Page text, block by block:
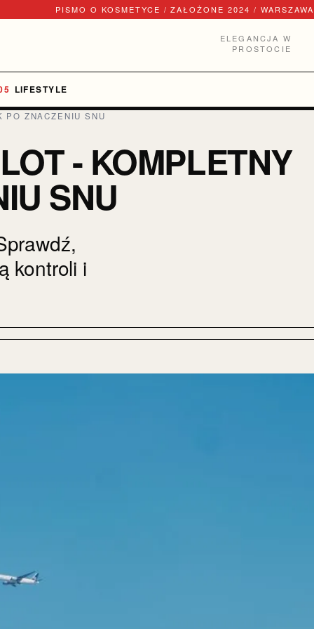
PISMO O KOSMETYCE / ZAŁOŻONE 2024 / WARSZAWA
ELEGANCJA W
PROSTOCIE
LIFESTYLE
PO ZNACZENIU SNU
- KOMPLETNY
SNU
kontroli i